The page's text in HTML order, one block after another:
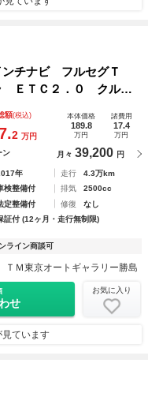
チナビ フルセグＴ
ＥＴＣ２．０ クルー
トキー ＬＥＤヘッド
額(税込)
2 万円
本体価格
189.8
万円
諸費用
17.4
万円
ン 月々 39,200 円
年 走行
4.3万km
検整備付 排気
2500cc
定整備付 修復
なし
証付 (12ヶ月・走行無制限)
ライン商談可
ＴＭ東京オートギャラリー勝島
せ
お気に入り
見ています